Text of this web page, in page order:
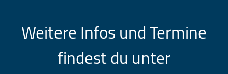
Weitere Infos und Termine
findest du unter